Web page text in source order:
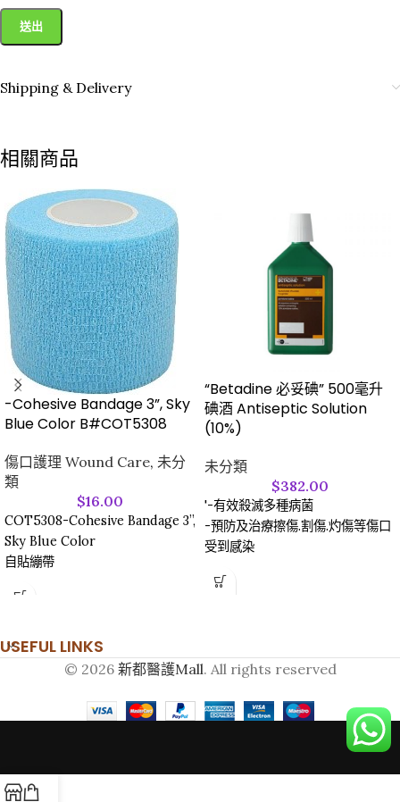
Shipping & Delivery
相關商品
-Cohesive Bandage 3”, Sky
Blue Color B#COT5308
傷口護理 Wound Care, 未分
類
$16.00
COT5308-Cohesive Bandage 3”,
Sky Blue Color
自貼繃帶
“Betadine 必妥碘” 500毫升
碘酒 Antiseptic Solution
(10%)
未分類
$382.00
'-有效殺滅多種病菌
-預防及治療擦傷.割傷.灼傷等傷口
受到感染
USEFUL LINKS
© 2026 新都醫護Mall. All rights reserved